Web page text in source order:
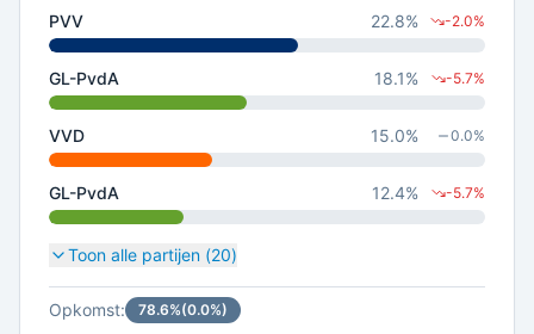
PVV 22.8% -2.0%
GL-PvdA 18.1% -5.7%
VVD 15.0% 0.0%
GL-PvdA 12.4% -5.7%
Toon alle partijen (20)
Opkomst: 78.6%(0.0%)